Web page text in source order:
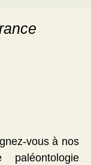
vous à nos